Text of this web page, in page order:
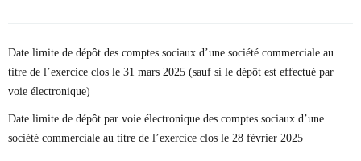
Date limite de dépôt des comptes sociaux d’une société commerciale au
titre de l’exercice clos le 31 mars 2025 (sauf si le dépôt est effectué par
voie électronique)
Date limite de dépôt par voie électronique des comptes sociaux d’une
société commerciale au titre de l’exercice clos le 28 février 2025